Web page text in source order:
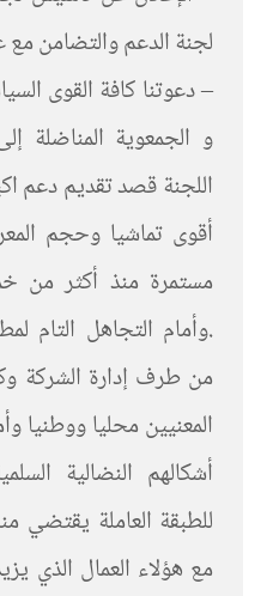
لجنة الدعم والتضامن
– دعوتنا كافة القوى
و الجمعوية المناضلة
اللجنة قصد تقديم دعم
أقوى تماشيا وحجم
مستمرة منذ أكثر من
.وأمام التجاهل التام
من طرف إدارة الشركة
المعنيين محليا ووطنيا
أشكالهم النضالية
للطبقة العاملة يقتضي